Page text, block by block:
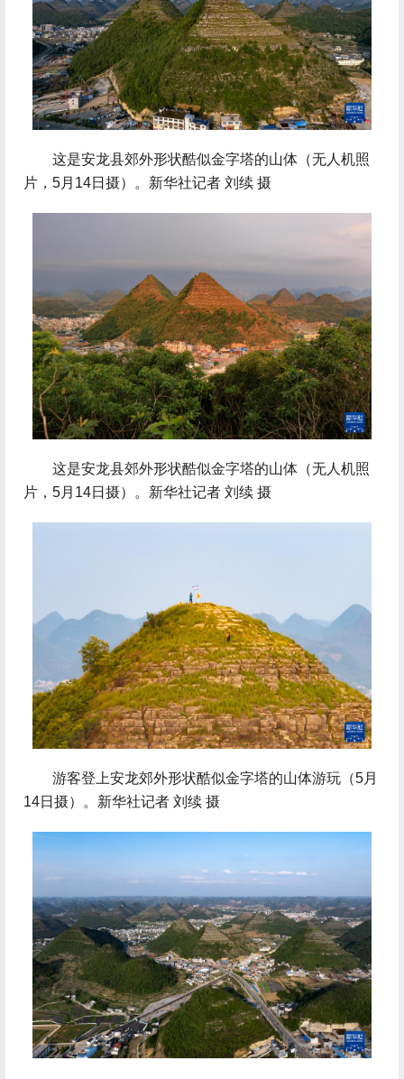
这是安龙县郊外形状酷似金字塔的山体（无人机照
片，5月14日摄）。新华社记者 刘续 摄
这是安龙县郊外形状酷似金字塔的山体（无人机照
片，5月14日摄）。新华社记者 刘续 摄
游客登上安龙郊外形状酷似金字塔的山体游玩（5月
14日摄）。新华社记者 刘续 摄